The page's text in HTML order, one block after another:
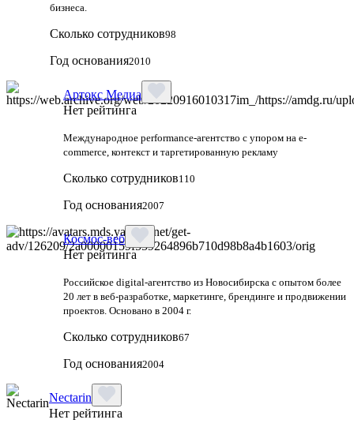
бизнеса.
Сколько сотрудников98
Год основания2010
Артокс Медиа
Нет рейтинга
Международное performance-агентство с упором на e-
commerce, контекст и таргетированную рекламу
Сколько сотрудников110
Год основания2007
Космос-веб
Нет рейтинга
Российское digital-агентство из Новосибирска с опытом более
20 лет в веб-разработке, маркетинге, брендинге и продвижении
проектов. Основано в 2004 г.
Сколько сотрудников67
Год основания2004
Nectarin
Нет рейтинга